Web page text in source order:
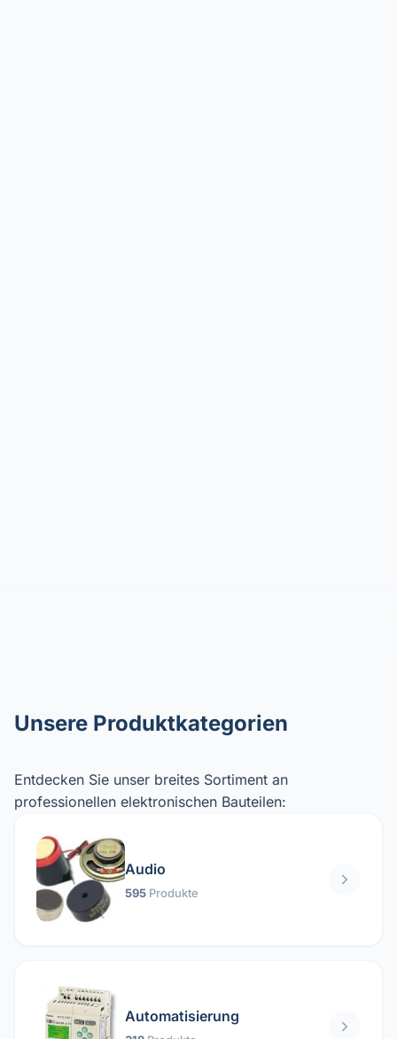
Unsere Produktkategorien
Entdecken Sie unser breites Sortiment an
professionellen elektronischen Bauteilen:
Audio
595 Produkte
Automatisierung